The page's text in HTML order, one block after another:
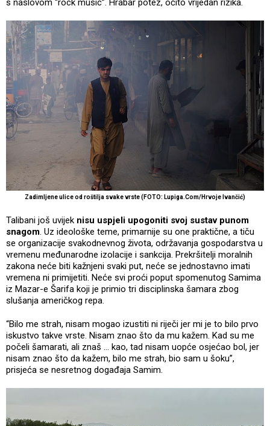
s naslovom “rock music”. Hrabar potez, očito vrijedan rizika.
Zadimljene ulice od roštilja svake vrste (FOTO: Lupiga.Com/Hrvoje Ivančić)
Talibani još uvijek nisu uspjeli upogoniti svoj sustav punom
snagom. Uz ideološke teme, primarnije su one praktične, a tiču
se organizacije svakodnevnog života, održavanja gospodarstva u
vremenu međunarodne izolacije i sankcija. Prekršitelji moralnih
zakona neće biti kažnjeni svaki put, neće se jednostavno imati
vremena ni primijetiti. Neće svi proći poput spomenutog Samima
iz Mazar-e Šarifa koji je primio tri disciplinska šamara zbog
slušanja američkog repa.
“Bilo me strah, nisam mogao izustiti ni riječi jer mi je to bilo prvo
iskustvo takve vrste. Nisam znao što da mu kažem. Kad su me
počeli šamarati, ali znaš ... kao, tad nisam uopće osjećao bol, jer
nisam znao što da kažem, bilo me strah, bio sam u šoku”,
prisjeća se nesretnog događaja Samim.